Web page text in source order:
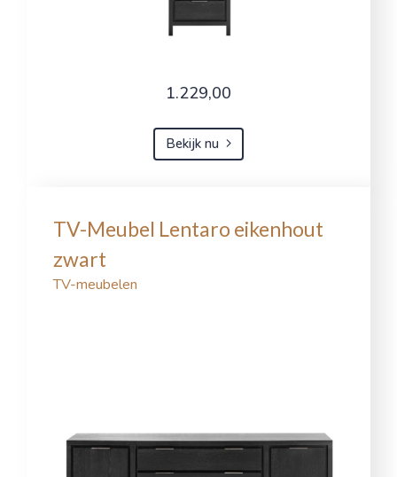
1.229,00
Bekijk nu
TV-Meubel Lentaro eikenhout
zwart
TV-meubelen